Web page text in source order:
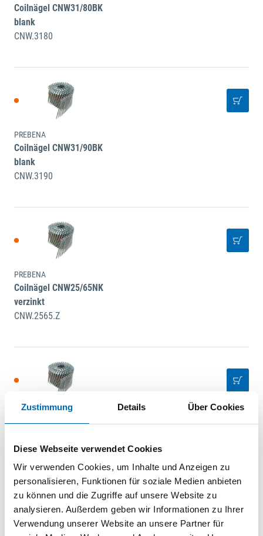
Zustimmung Details Über Cookies
Diese Webseite verwendet Cookies
Wir verwenden Cookies, um Inhalte und Anzeigen zu
personalisieren, Funktionen für soziale Medien anbieten
zu können und die Zugriffe auf unsere Website zu
analysieren. Außerdem geben wir Informationen zu Ihrer
Verwendung unserer Website an unsere Partner für
Coilnägel CNW31/80BK
blank
CNW.3180
PREBENA
Coilnägel CNW31/90BK
blank
CNW.3190
PREBENA
Coilnägel CNW25/65NK
verzinkt
CNW.2565.Z
Coilnägel CNW31/80NK
CNW.3180.Z